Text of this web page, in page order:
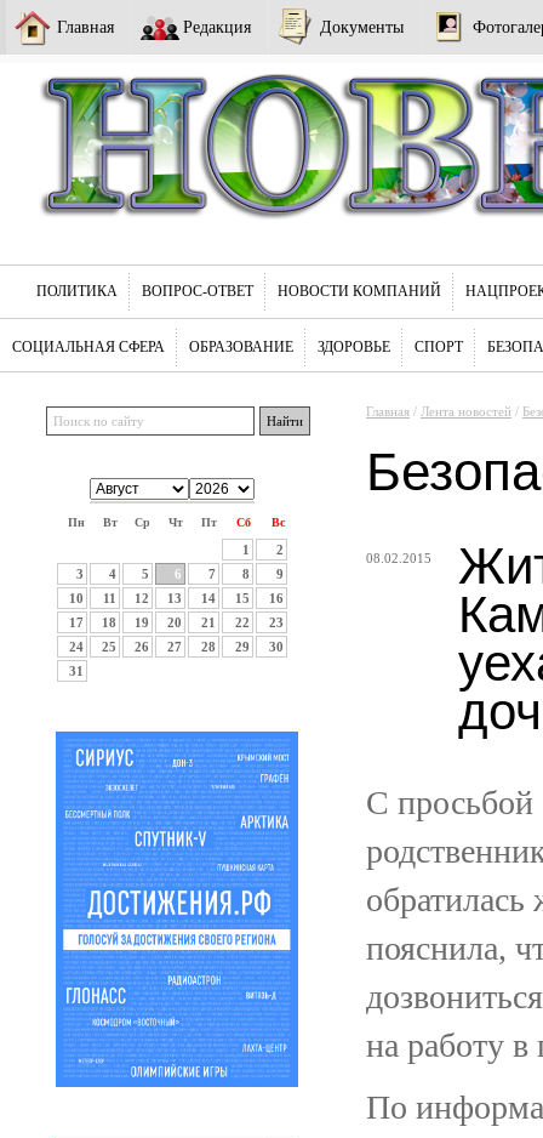
Главная Редакция Документы
ПОЛИТИКА ВОПРОС-ОТВЕТ НОВОСТИ КОМПАНИЙ
СОЦИАЛЬНАЯ СФЕРА ОБРАЗОВАНИЕ ЗДОРОВЬЕ СПОРТ
Пн Вт Ср Чт Пт Сб Вс
1
2
3
4 5 6 7 8
9
10
11 12 13 14 15
16
17
18 19 20 21 22
23
24
25 26 27 28 29
30
31
Главная / Лента новостей /
08.02.2015
С просьбой
пояснила,
на работу в
По